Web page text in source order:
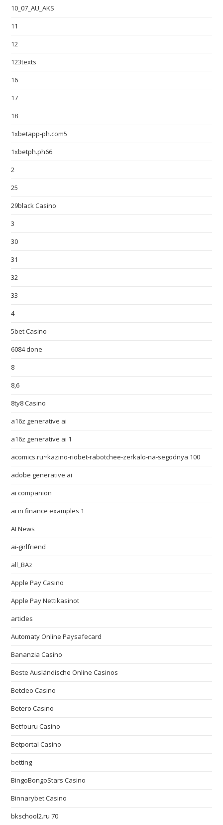
10_07_AU_AKS
11
12
123texts
16
17
18
1xbetapp-ph.com5
1xbetph.ph66
2
25
29black Casino
3
30
31
32
33
4
5bet Casino
6084 done
8
8,6
8ty8 Casino
a16z generative ai
a16z generative ai 1
acomics.ru~kazino-riobet-rabotchee-zerkalo-na-segodnya 100
adobe generative ai
ai companion
ai in finance examples 1
AI News
ai-girlfriend
all_BAz
Apple Pay Casino
Apple Pay Nettikasinot
articles
Automaty Online Paysafecard
Bananzia Casino
Beste Ausländische Online Casinos
Betcleo Casino
Betero Casino
Betfouru Casino
Betportal Casino
betting
BingoBongoStars Casino
Binnarybet Casino
bkschool2.ru 70